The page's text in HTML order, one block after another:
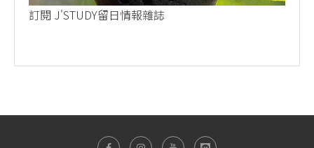
訂閱 J'STUDY留日情報雜誌